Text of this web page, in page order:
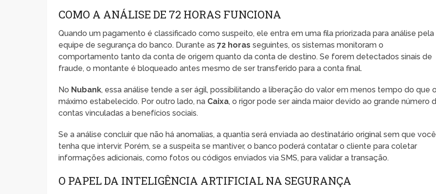
COMO A ANÁLISE DE 72 HORAS FUNCIONA
Quando um pagamento é classificado como suspeito, ele entra em uma fila priorizada para análise pela
equipe de segurança do banco. Durante as72 horas seguintes, os sistemas monitoram o
comportamento tanto da conta de origem quanto da conta de destino. Se forem detectados sinais de
fraude, o montante é bloqueado antes mesmo de ser transferido para a conta final.
No Nubank, essa análise tende a ser ágil, possibilitando a liberação do valor em menos tempo do que
máximo estabelecido. Por outro lado, na Caixa, o rigor pode ser ainda maior devido ao grande número
contas vinculadas a benefícios sociais.
Se a análise concluir que não há anomalias, a quantia será enviada ao destinatário original sem que você
tenha que intervir. Porém, se a suspeita se mantiver, o banco poderá contatar o cliente para coletar
informações adicionais, como fotos ou códigos enviados via SMS, para validar a transação.
O PAPEL DA INTELIGÊNCIA ARTIFICIAL NA SEGURANÇA